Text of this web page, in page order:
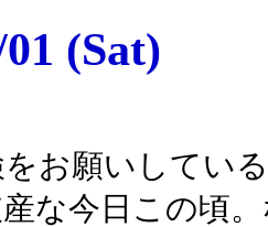
(Sat)
お願いしてい
な今日この頃